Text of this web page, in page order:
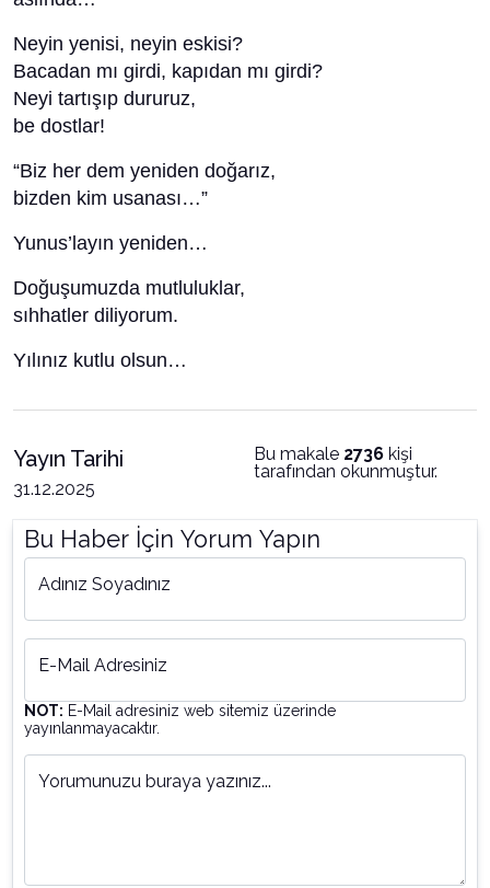
Neyin yenisi, neyin eskisi?
Bacadan mı girdi, kapıdan mı girdi?
Neyi tartışıp dururuz,
be dostlar!
“Biz her dem yeniden doğarız,
bizden kim usanası…”
Yunus’layın yeniden…
Doğuşumuzda mutluluklar,
sıhhatler diliyorum.
Yılınız kutlu olsun…
Yayın Tarihi
31.12.2025
Bu makale 2736 kişi
tarafından okunmuştur.
Bu Haber İçin Yorum Yapın
Adınız Soyadınız
E-Mail Adresiniz
NOT: E-Mail adresiniz web sitemiz üzerinde
yayınlanmayacaktır.
Yorumunuzu buraya yazınız...